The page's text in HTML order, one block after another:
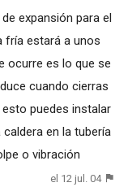
expansión para el
fría estará a unos
ocurre es lo que se
cuando cierras
puedes instalar
en la tubería
o vibración
el 12 jul. 04